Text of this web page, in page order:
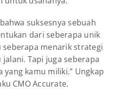
suksesnya sebuah
dari seberapa unik
menarik strategi
Tapi juga seberapa
kamu miliki.” Ungkap
CMO Accurate.